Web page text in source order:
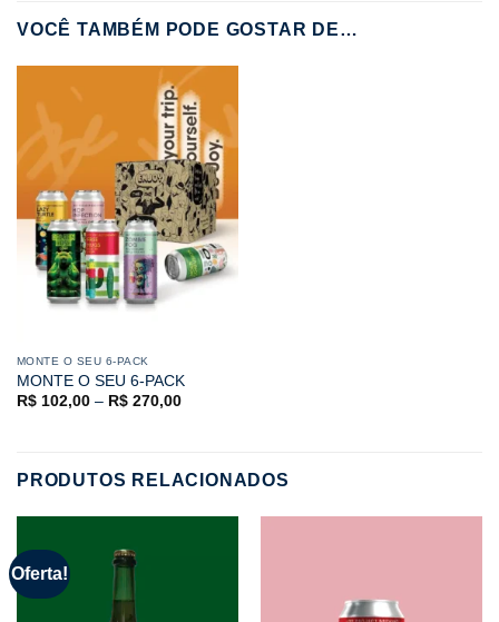
VOCÊ TAMBÉM PODE GOSTAR DE…
MONTE O SEU 6-PACK
MONTE O SEU 6-PACK
R$102,00– R$270,00
PRODUTOS RELACIONADOS
Oferta!